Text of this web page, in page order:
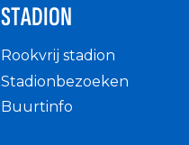
STADION
Rookvrij stadion
Stadionbezoeken
Buurtinfo